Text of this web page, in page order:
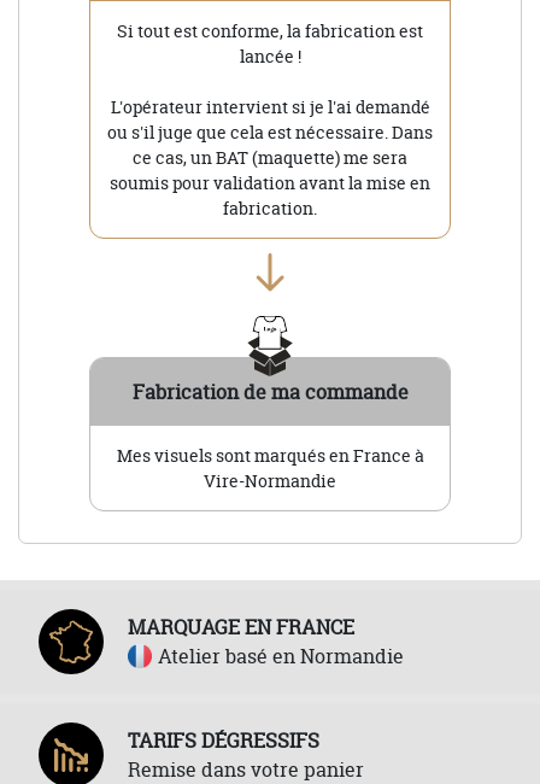
Si tout est conforme, la fabrication est
lancée !
L'opérateur intervient si je l'ai demandé
ou s'il juge que cela est nécessaire. Dans
ce cas, un BAT (maquette) me sera
soumis pour validation avant la mise en
fabrication.
Fabrication de ma commande
Mes visuels sont marqués en France à
Vire-Normandie
MARQUAGE EN FRANCE
Atelier basé en Normandie
TARIFS DÉGRESSIFS
Remise dans votre panier